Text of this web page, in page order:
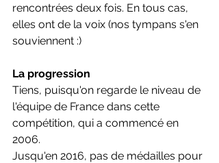
rencontrées deux fois. En tous cas,
elles ont de la voix (nos tympans s'en
souviennent :)
La progression
Tiens, puisqu'on regarde le niveau de
l'équipe de France dans cette
compétition, qui a commencé en
2006.
Jusqu'en 2016, pas de médailles pour